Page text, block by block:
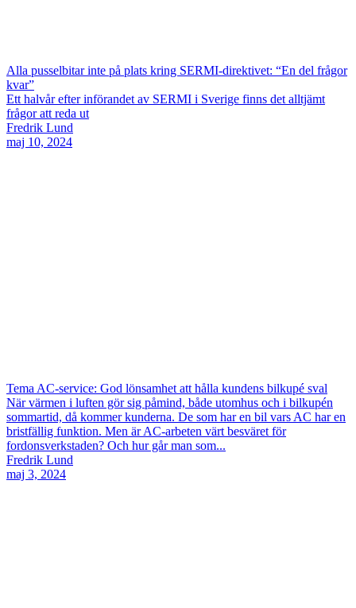
Alla pusselbitar inte på plats kring SERMI-direktivet: “En del frågor
kvar”
Ett halvår efter införandet av SERMI i Sverige finns det alltjämt
frågor att reda ut
Fredrik Lund
maj 10, 2024
Tema AC-service: God lönsamhet att hålla kundens bilkupé sval
När värmen i luften gör sig påmind, både utomhus och i bilkupén
sommartid, då kommer kunderna. De som har en bil vars AC har en
bristfällig funktion. Men är AC-arbeten värt besväret för
fordonsverkstaden? Och hur går man som...
Fredrik Lund
maj 3, 2024